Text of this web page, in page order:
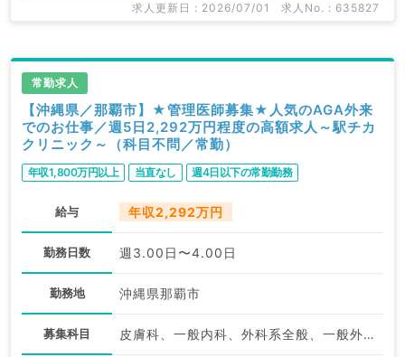
求人更新日 : 2026/07/01 求人No. : 635827
常勤求人
【沖縄県／那覇市】★管理医師募集★人気のAGA外来
でのお仕事／週5日2,292万円程度の高額求人～駅チカ
クリニック～（科目不問／常勤）
年収1,800万円以上 当直なし 週4日以下の常勤勤務
給与 年収2,292万円
勤務日数 週3.00日〜4.00日
勤務地 沖縄県那覇市
募集科目 皮膚科、一般内科、外科系全般、一般外科、美容皮膚科、科目不問